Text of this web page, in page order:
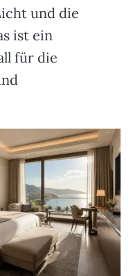
und die
ist ein
für die